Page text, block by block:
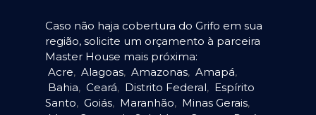
Caso não haja cobertura do Grifo em sua
região, solicite um orçamento à parceira
Master House mais próxima:
Acre, Alagoas, Amazonas, Amapá,
Bahia, Ceará, Distrito Federal, Espírito
Santo, Goiás, Maranhão, Minas Gerais,